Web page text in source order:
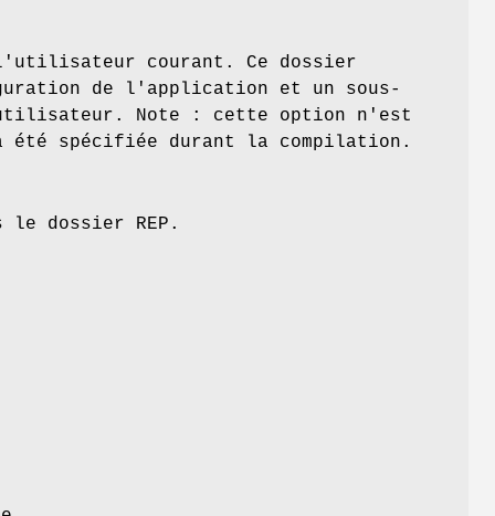
l'utilisateur courant. Ce dossier
de l'application et un sous-
Note : cette option n'est
a été spécifiée durant la compilation.
dossier REP.